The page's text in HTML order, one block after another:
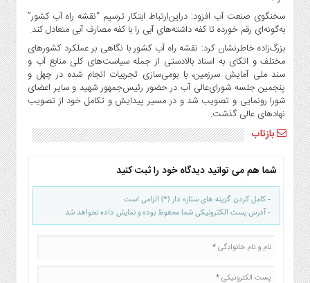
سخنگوی صنعت آب افزود: دراین‌ارتباط ابتکار ترسیم “نقشه راه آب کشور”
به‌گونه‌ای رقم خورده تا کفه داشته‌های آبی را با کفه مصارف آبی متعادل کند.
بزرگ‌زاده خاطرنشان کرد: نقشه راه آب کشور با نگاهی بر عملکرد کشورهای
مختلف و اتکای به اسناد بالادستی از جمله سیاست‌های کلی منابع آب و
سند ملی آمایش سرزمین، با بومی‌سازی تجربیات انجام شده در چهل و
پنجمین جلسه شورای‌عالی آب در حضور رئیس‌جمهور شهید و سایر اعضای
شورا رونمایی و تصویب شد و در مسیر پیدایش و تکامل خود از تصویب
نهادهای عالی گذشت.
بازتاب
شما هم می توانید دیدگاه خود را ثبت کنید
- کامل کردن گزینه های ستاره دار (*) الزامی است
- آدرس پست الکترونیکی شما محفوظ بوده و نمایش داده نخواهد شد